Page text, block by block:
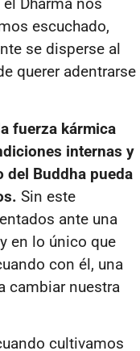
Dharma nos
escuchado,
se disperse al
querer adentrarse
fuerza kármica
internas y
del Buddha pueda
Sin este
ante una
en lo único que
con él, una
cambiar nuestra
cultivamos